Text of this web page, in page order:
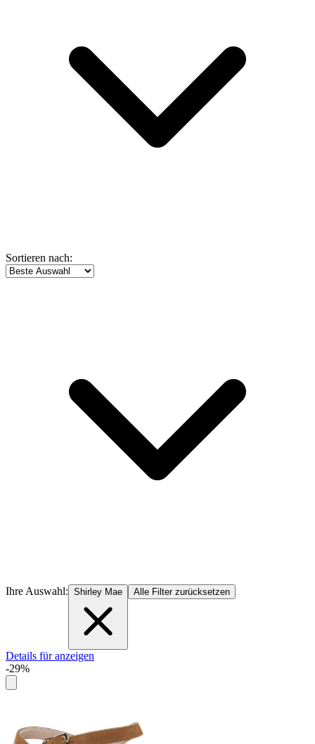
Sortieren nach:
Ihre Auswahl: Shirley Mae Alle Filter zurücksetzen
Details für anzeigen
-29%